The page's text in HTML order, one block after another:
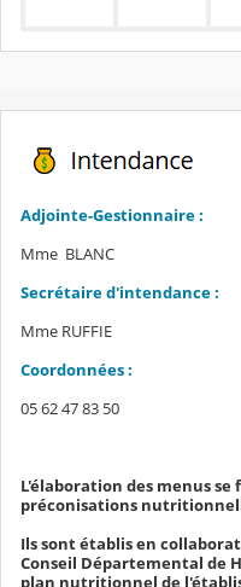
Adjointe-Gestionnaire :
Mme BLANC
Secrétaire d'intendance :
Mme RUFFIE
Coordonnées :
05 62 47 83 50
L'élaboration des menus se
préconisations
Ils sont établis en
Conseil Départemental de
plan nutritionnel de